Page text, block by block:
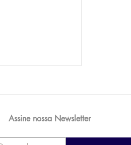
Assine nossa Newsletter